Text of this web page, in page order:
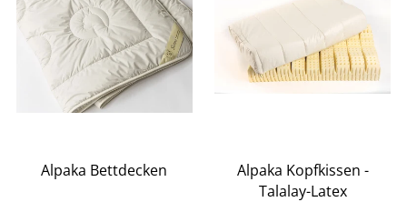
Alpaka Bettdecken
Alpaka Kopfkissen -
Talalay-Latex